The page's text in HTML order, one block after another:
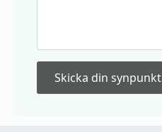
Skicka din synpunkt